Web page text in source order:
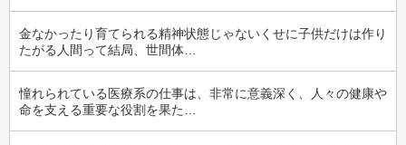
金なかったり育てられる精神状態じゃないくせに子供だけは作り
たがる人間って結局、世間体…
憧れられている医療系の仕事は、非常に意義深く、人々の健康や
命を支える重要な役割を果た…